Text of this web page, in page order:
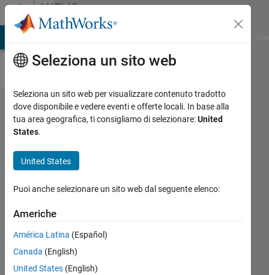
Vai al contenutoMATLAB
Answers
How
to
edges
whole
3D plot
and
also
for the
Seleziona un sito web
Seleziona un sito web per visualizzare contenuto tradotto
dove disponibile e vedere eventi e offerte locali. In base alla
tua area geografica, ti consigliamo di selezionare:United
States.
United States
Puoi anche selezionare un sito web dal seguente elenco:
Americhe
América Latina (Español)
Canada (English)
United States (English)